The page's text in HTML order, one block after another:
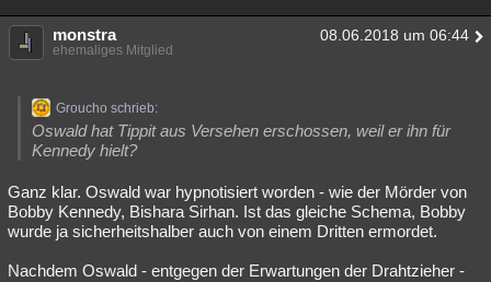
monstra 08.06.2018 um 06:44
ehemaliges Mitglied
Groucho schrieb:
Oswald hat Tippit aus Versehen erschossen, weil er ihn für
Kennedy hielt?
Ganz klar. Oswald war hypnotisiert worden - wie der Mörder von
Bobby Kennedy, Bishara Sirhan. Ist das gleiche Schema, Bobby
wurde ja sicherheitshalber auch von einem Dritten ermordet.
Nachdem Oswald - entgegen der Erwartungen der Drahtzieher -